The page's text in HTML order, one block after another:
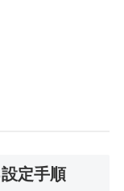
定手順